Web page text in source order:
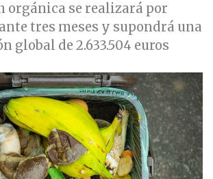
orgánica se realizará por
tres meses y supondrá una
global de 2.633.504 euros